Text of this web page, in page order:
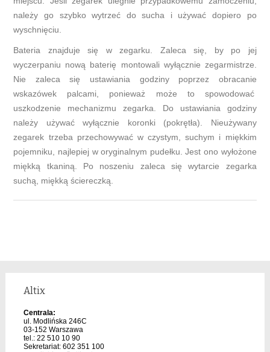
należy go szybko wytrzeć do sucha i używać dopiero po
wyschnięciu.
Bateria znajduje się w zegarku. Zaleca się, by po jej
wyczerpaniu nową baterię montowali wyłącznie zegarmistrze.
Nie zaleca się ustawiania godziny poprzez obracanie
wskazówek palcami, ponieważ może to spowodować
uszkodzenie mechanizmu zegarka. Do ustawiania godziny
należy używać wyłącznie koronki (pokrętła). Nieużywany
zegarek trzeba przechowywać w czystym, suchym i miękkim
pojemniku, najlepiej w oryginalnym pudełku. Jest ono wyłożone
miękką tkaniną. Po noszeniu zaleca się wytarcie zegarka
suchą, miękką ściereczką.
Altix
Centrala:
ul. Modlińska 246C
03-152 Warszawa
tel.: 22 510 10 90
Sekretariat: 602 351 100